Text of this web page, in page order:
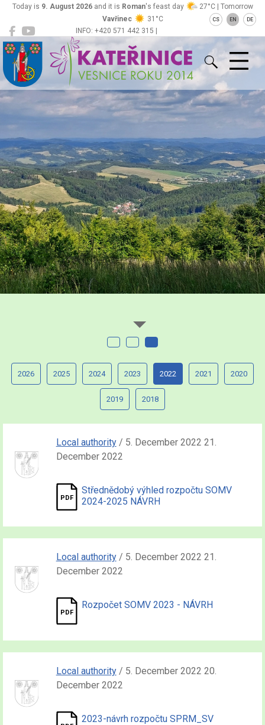
INFO: +420 571 442 315 |
ou@obeckaterinice.cz
Today is 9. August 2026and it is Roman's feast day
27°C | Tomorrow
Vavřinec
31°C CS EN DE
Kateřinice
2026 2025 2024 2023 2022 2021 2020
2019 2018
Local authority/ 5. December 2022 21.
December 2022
Střednědobý výhled rozpočtu SOMV
2024-2025 NÁVRH
Local authority/ 5. December 2022 21.
December 2022
Rozpočet SOMV 2023 - NÁVRH
Local authority/ 5. December 2022 20.
December 2022
2023-návrh rozpočtu SPRM_SV